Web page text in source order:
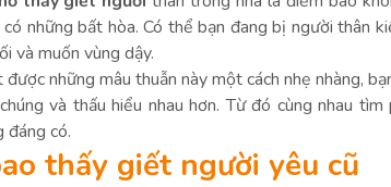
những bất hòa. Có thể bạn đang bị người thân
và muốn vùng dậy.
những mâu thuẫn này một cách nhẹ nhàng,
và thấu hiểu nhau hơn. Từ đó cùng nhau
đáng có.
thấy giết người yêu cũ